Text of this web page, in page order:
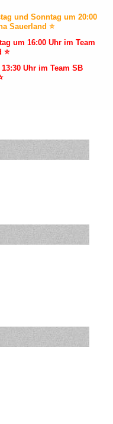
und Sonntag um 20:00
Sauerland ⭐
um 16:00 Uhr im Team
⭐
Uhr im Team SB